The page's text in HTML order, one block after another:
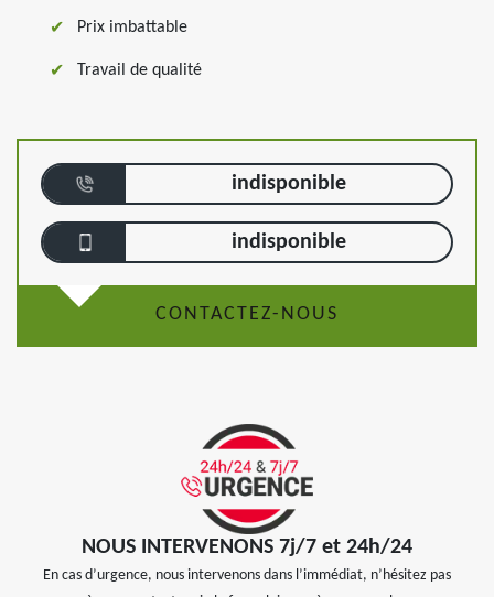
Prix imbattable
Travail de qualité
indisponible
indisponible
CONTACTEZ-NOUS
NOUS INTERVENONS 7j/7 et 24h/24
En cas d’urgence, nous intervenons dans l’immédiat, n’hésitez pas